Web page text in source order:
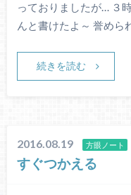
っておりましたが… ３
んと書けたよ～ 誉め
続きを読む
2016.08.19 方眼ノート
すぐつかえる